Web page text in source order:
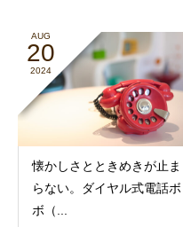
AUG
20
2024
懐かしさとときめきが止ま
らない。ダイヤル式電話ボ
ボ（...